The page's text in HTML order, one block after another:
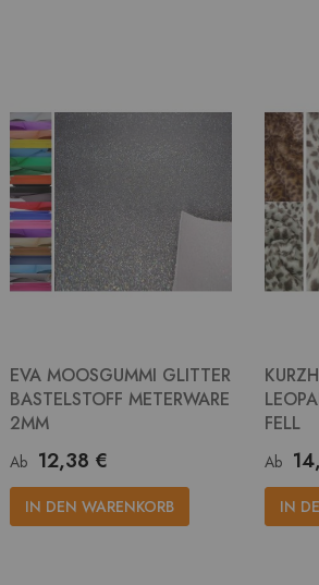
EVA MOOSGUMMI GLITTER
BASTELSTOFF METERWARE
2MM
Ab 12,38 €
IN DEN WARENKORB
FELL
Ab
IN